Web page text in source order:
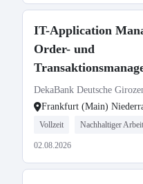
IT-Application
Order- und
DekaBank Deutsche
Frankfurt (Main)
Vollzeit Nachhaltiger
02.08.2026